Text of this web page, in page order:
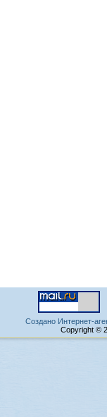
Создано Интернет-
Copyright ©